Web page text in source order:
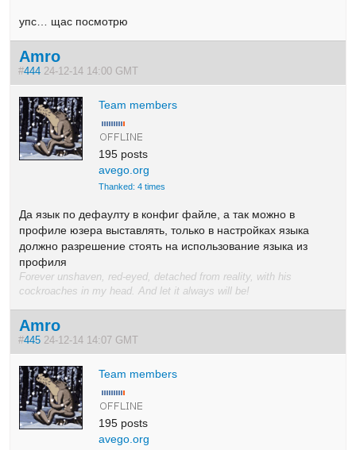
упс… щас посмотрю
Amro
#444 24-12-14 14:00 GMT
Team members
195 posts
avego.org
Thanked: 4 times
Да язык по дефаулту в конфиг файле, а так можно в
профиле юзера выставлять, только в настройках языка
должно разрешение стоять на использование языка из
профиля
Forever unshaven, red-eyed, detached from reality, with his
cockroaches in my head. And let it always will be!
Amro
#445 24-12-14 14:07 GMT
Team members
195 posts
avego.org